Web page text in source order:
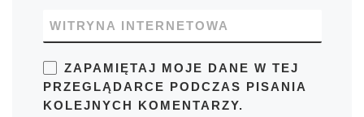
WITRYNA INTERNETOWA
ZAPAMIĘTAJ MOJE DANE W TEJ
PRZEGLĄDARCE PODCZAS PISANIA
KOLEJNYCH KOMENTARZY.